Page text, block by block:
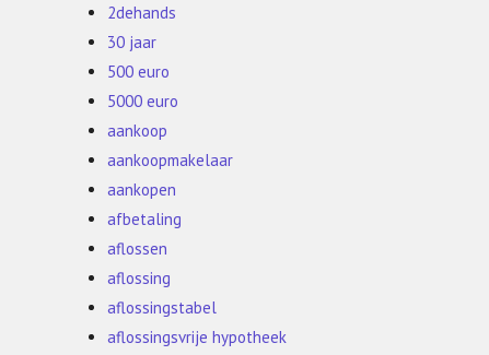
2dehands
30 jaar
500 euro
5000 euro
aankoop
aankoopmakelaar
aankopen
afbetaling
aflossen
aflossing
aflossingstabel
aflossingsvrije hypotheek